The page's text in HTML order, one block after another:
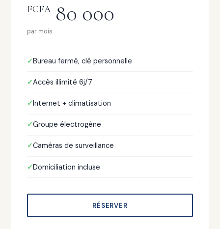
FCFA80 000
par mois
Bureau fermé, clé personnelle
Accès illimité 6j/7
Internet + climatisation
Groupe électrogène
Caméras de surveillance
Domiciliation incluse
RÉSERVER